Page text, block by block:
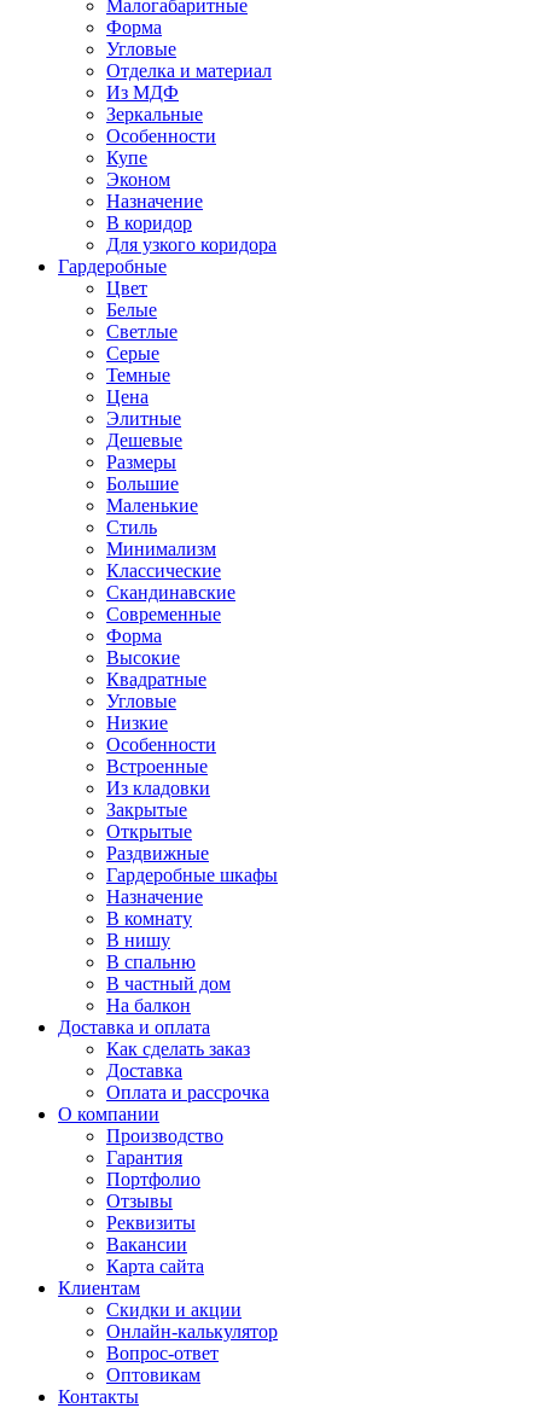
Малогабаритные
Форма
Угловые
Отделка и материал
Из МДФ
Зеркальные
Особенности
Купе
Эконом
Назначение
В коридор
Для узкого коридора
Гардеробные
Цвет
Белые
Светлые
Серые
Темные
Цена
Элитные
Дешевые
Размеры
Большие
Маленькие
Стиль
Минимализм
Классические
Скандинавские
Современные
Форма
Высокие
Квадратные
Угловые
Низкие
Особенности
Встроенные
Из кладовки
Закрытые
Открытые
Раздвижные
Гардеробные шкафы
Назначение
В комнату
В нишу
В спальню
В частный дом
На балкон
Доставка и оплата
Как сделать заказ
Доставка
Оплата и рассрочка
О компании
Производство
Гарантия
Портфолио
Отзывы
Реквизиты
Вакансии
Карта сайта
Клиентам
Скидки и акции
Онлайн-калькулятор
Вопрос-ответ
Оптовикам
Контакты